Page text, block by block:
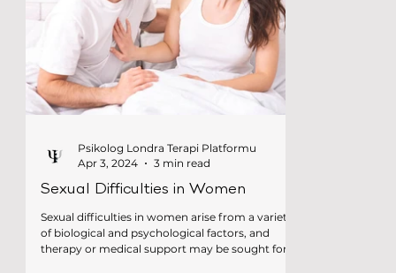
Sexual Difficulties in Women
Sexual difficulties in women arise from a variety
of biological and psychological factors, and
therapy or medical support may be sought for
Psikolog Londra Terapi Platformu
Apr 3, 2024
3 min read